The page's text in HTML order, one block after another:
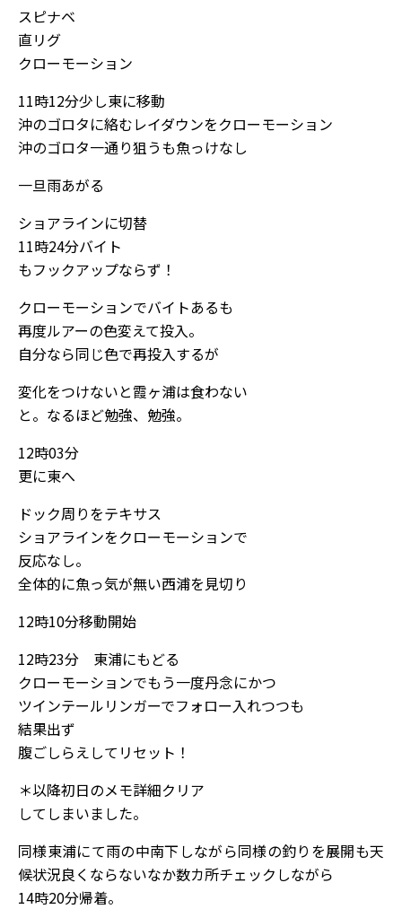
スピナベ
直リグ
クローモーション
11時12分少し東に移動
沖のゴロタに絡むレイダウンをクローモーション
沖のゴロタ一通り狙うも魚っけなし
一旦雨あがる
ショアラインに切替
11時24分バイト
もフックアップならず！
クローモーションでバイトあるも
再度ルアーの色変えて投入。
自分なら同じ色で再投入するが
変化をつけないと霞ヶ浦は食わない
と。なるほど勉強、勉強。
12時03分
更に東へ
ドック周りをテキサス
ショアラインをクローモーションで
反応なし。
全体的に魚っ気が無い西浦を見切り
12時10分移動開始
12時23分 東浦にもどる
クローモーションでもう一度丹念にかつ
ツインテールリンガーでフォロー入れつつも
結果出ず
腹ごしらえしてリセット！
＊以降初日のメモ詳細クリア
してしまいました。
同様東浦にて雨の中南下しながら同様の釣りを展開も天
候状況良くならないなか数カ所チェックしながら
14時20分帰着。